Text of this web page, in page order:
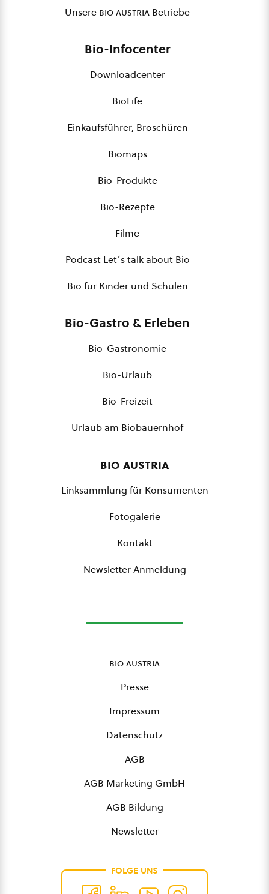
Unsere bio austria Betriebe
Bio-Infocenter
Downloadcenter
BioLife
Einkaufsführer, Broschüren
Biomaps
Bio-Produkte
Bio-Rezepte
Filme
Podcast Let´s talk about Bio
Bio für Kinder und Schulen
Bio-Gastro & Erleben
Bio-Gastronomie
Bio-Urlaub
Bio-Freizeit
Urlaub am Biobauernhof
bio austria
Linksammlung für Konsumenten
Fotogalerie
Kontakt
Newsletter Anmeldung
bio austria
Presse
Impressum
Datenschutz
AGB
AGB Marketing GmbH
AGB Bildung
Newsletter
FOLGE UNS